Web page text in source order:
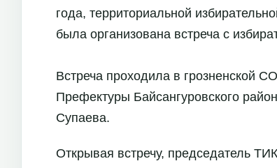
года, территориальной
была организована встреча с
Встреча проходила в грозненской
Префектуры Байсангуровского
Супаева.
Открывая встречу, председатель